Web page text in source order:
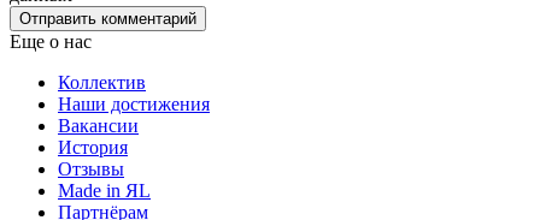
Отправить комментарий
Еще о нас
Коллектив
Наши достижения
Вакансии
История
Отзывы
Made in ЯL
Партнёрам